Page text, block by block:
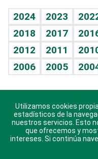
Vida y familia
Eñe
Celebrando la vida
Sin complejos
En pocas palabras
Escuchando al corazón
Economía Personal
TBT Deportivo
Guía del dinero
Horóscopos
Crucigramas
2024 2023
2018
2017
2012
2011
2006
2005
Descarga nuestras
Utilizamos cookies
estadísticos de la
nuestros servicios. Esto
que ofrecemos y
intereses. Si continúa